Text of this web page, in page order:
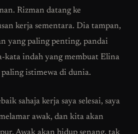
Rizman datang ke
kerja sementara. Dia tampan,
yang paling penting, pandai
kata indah yang membuat Elina
istimewa di dunia.
sahaja kerja saya selesai, saya
awak, dan kita akan